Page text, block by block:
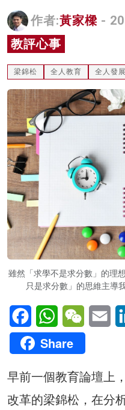
影片
名家榜
灼見活動
關於我們
作者:黃家樑 -
教評心事
梁錦松 全人教育 全人發展
雖然「求學不是求分數」的理
只是求分數」的思維主導
FacebookWhatsAppWeChat
Share
早前一個教育論壇上
改革的梁錦松，在分